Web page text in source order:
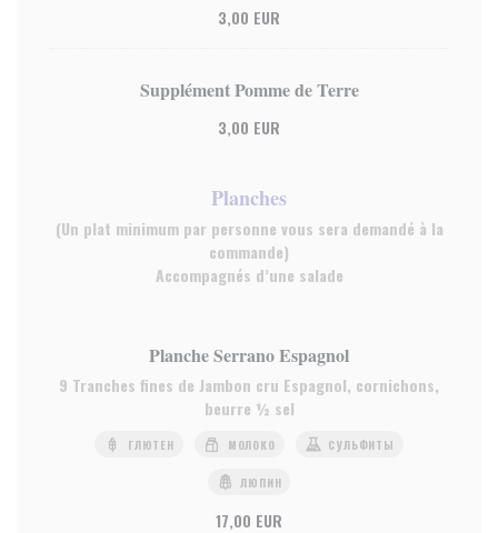
3,00 EUR
Supplément Pomme de Terre
3,00 EUR
Planches
(Un plat minimum par personne vous sera demandé à la
commande)
Accompagnés d’une salade
Planche Serrano Espagnol
9 Tranches fines de Jambon cru Espagnol, cornichons,
beurre ½ sel
ГЛЮТЕН МОЛОКО СУЛЬФИТЫ
ЛЮПИН
17,00 EUR